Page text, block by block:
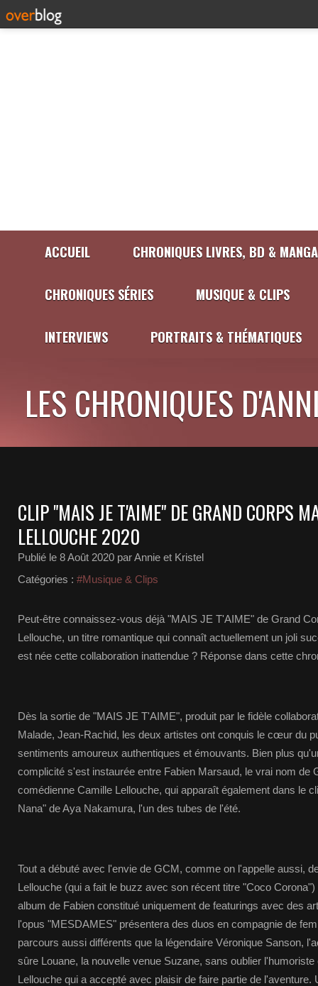
ACCUEIL CHRONIQUES LIVRES, BD &
CHRONIQUES SÉRIES MUSIQUE & CLIPS
INTERVIEWS PORTRAITS & THÉMATIQUES
LES CHRONIQUES
CLIP "MAIS JE T'AIME" DE GRAND CORPS
LELLOUCHE 2020
Publié le 8 Août 2020 par Annie et Kristel
Catégories : #Musique & Clips
Peut-être connaissez-vous déjà "MAIS JE T'AIME" de Grand
Lellouche, un titre romantique qui connaît actuellement un joli
est née cette collaboration inattendue ? Réponse dans cette
Dès la sortie de "MAIS JE T'AIME", produit par le fidèle
Malade, Jean-Rachid, les deux artistes ont conquis le cœur du
sentiments amoureux authentiques et émouvants. Bien plus
complicité s'est instaurée entre Fabien Marsaud, le vrai nom de
comédienne Camille Lellouche, qui apparaît également dans le
Nana" de Aya Nakamura, l'un des tubes de l'été.
Tout a débuté avec l'envie de GCM, comme on l'appelle aussi,
Lellouche (qui a fait le buzz avec son récent titre "Coco
album de Fabien constitué uniquement de featurings avec des
l'opus "MESDAMES" présentera des duos en compagnie de
parcours aussi différents que la légendaire Véronique Sanson,
sûre Louane, la nouvelle venue Suzane, sans oublier
Lellouche qui a accepté avec plaisir de faire partie de l'aventure.